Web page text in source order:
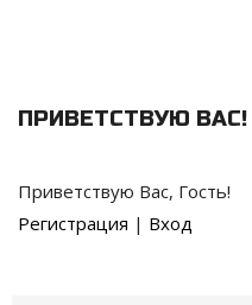
ПРИВЕТСТВУЮ ВАС!
Приветствую Вас, Гость!
Регистрация | Вход